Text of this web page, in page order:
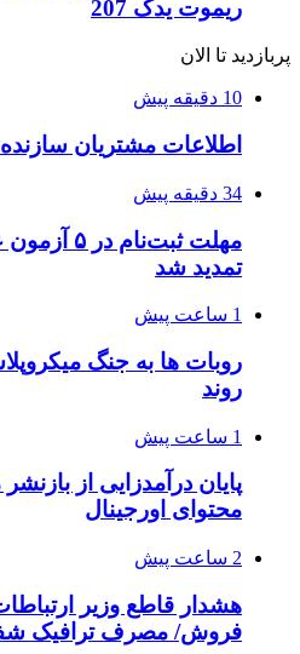
ریموت یدک 207
پربازدید تا الان
10 دقیقه پیش
اطلاعات مشتریان
34 دقیقه پیش
مهلت
تمدید شد
1 ساعت پیش
روبات ها به جنگ
روند
1 ساعت پیش
پایان درآمدزایی از
محتوای اورجینال
2 ساعت پیش
هشدار قاطع وزیر
فروش/ مصرف ترافیک